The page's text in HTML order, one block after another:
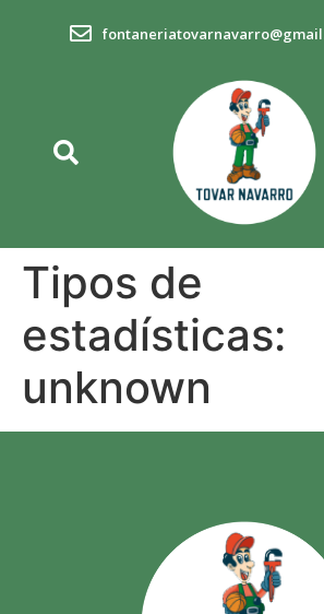
Tipos de
estadísticas:
unknown